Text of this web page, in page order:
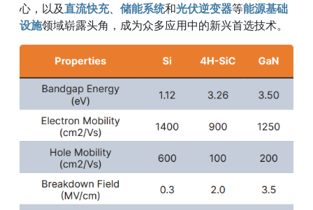
心，以及直流快充、 储能系统和光伏逆变器等能源基础
设施领域崭露头角，成为众多应用中的新兴首选技术。